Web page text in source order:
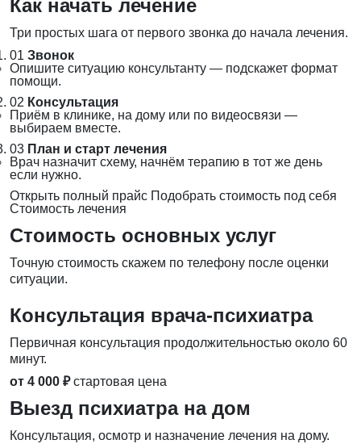
Как начать лечение
Три простых шага от первого звонка до начала лечения.
01 Звонок
Опишите ситуацию консультанту — подскажет формат
помощи.
02 Консультация
Приём в клинике, на дому или по видеосвязи —
выбираем вместе.
03 План и старт лечения
Врач назначит схему, начнём терапию в тот же день
если нужно.
Открыть полный прайс Подобрать стоимость под себя
Стоимость лечения
Стоимость основных услуг
Точную стоимость скажем по телефону после оценки
ситуации.
Консультация врача-психиатра
Первичная консультация продолжительностью около 60
минут.
от 4 000 ₽ стартовая цена
Выезд психиатра на дом
Консультация, осмотр и назначение лечения на дому.